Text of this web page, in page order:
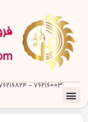
76216003 - 76216824 - 76219243 - 76219235